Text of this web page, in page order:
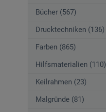
Bücher (567)
Drucktechniken (136)
Farben (865)
Hilfsmaterialien (110)
Keilrahmen (23)
Malgründe (81)